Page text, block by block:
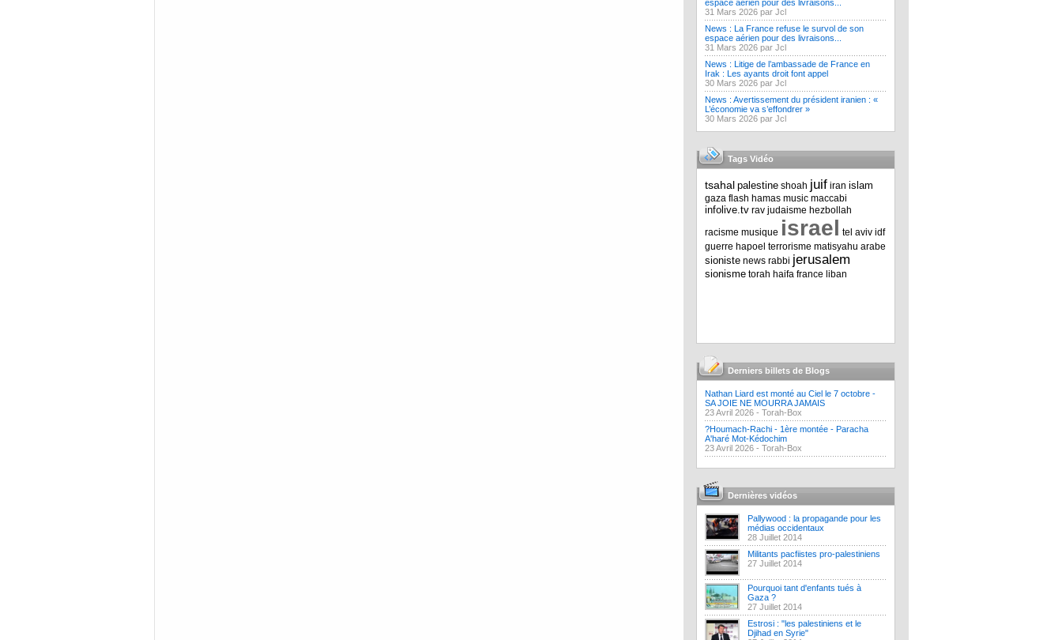
espace aérien pour des livraisons...
31 Mars 2026 par Jcl
News : La France refuse le survol de son
espace aérien pour des livraisons...
31 Mars 2026 par Jcl
News : Litige de l’ambassade de France en
Irak : Les ayants droit font appel
30 Mars 2026 par Jcl
News : Avertissement du président iranien : «
L’économie va s’effondrer »
30 Mars 2026 par Jcl
Tags Vidéo
tsahal palestine shoah juif iran islam
gaza flash hamas music maccabi
infolive.tv rav judaisme hezbollah
racisme musique israel tel aviv idf
guerre hapoel terrorisme matisyahu arabe
sioniste news rabbi jerusalem
sionisme torah haifa france liban
Derniers billets de Blogs
Nathan Liard est monté au Ciel le 7 octobre -
SA JOIE NE MOURRA JAMAIS
23 Avril 2026 - Torah-Box
?Houmach-Rachi - 1ère montée - Paracha
A'haré Mot-Kédochim
23 Avril 2026 - Torah-Box
Dernières vidéos
Pallywood : la propagande pour les
médias occidentaux
28 Juillet 2014
Militants pacfiistes pro-palestiniens
27 Juillet 2014
Pourquoi tant d'enfants tués à
Gaza ?
27 Juillet 2014
Estrosi : "les palestiniens et le
Djihad en Syrie"